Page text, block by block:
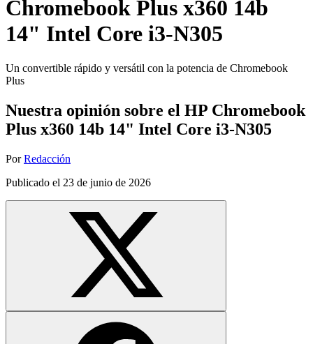
Chromebook Plus x360 14b
14" Intel Core i3-N305
Un convertible rápido y versátil con la potencia de Chromebook
Plus
Nuestra opinión sobre el HP Chromebook
Plus x360 14b 14" Intel Core i3-N305
Por Redacción
Publicado el 23 de junio de 2026